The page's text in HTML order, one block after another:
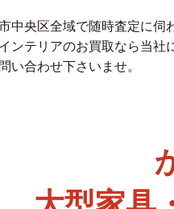
中央区全域で随時査定に伺
ンテリアのお買取なら当社
い合わせ下さいませ。